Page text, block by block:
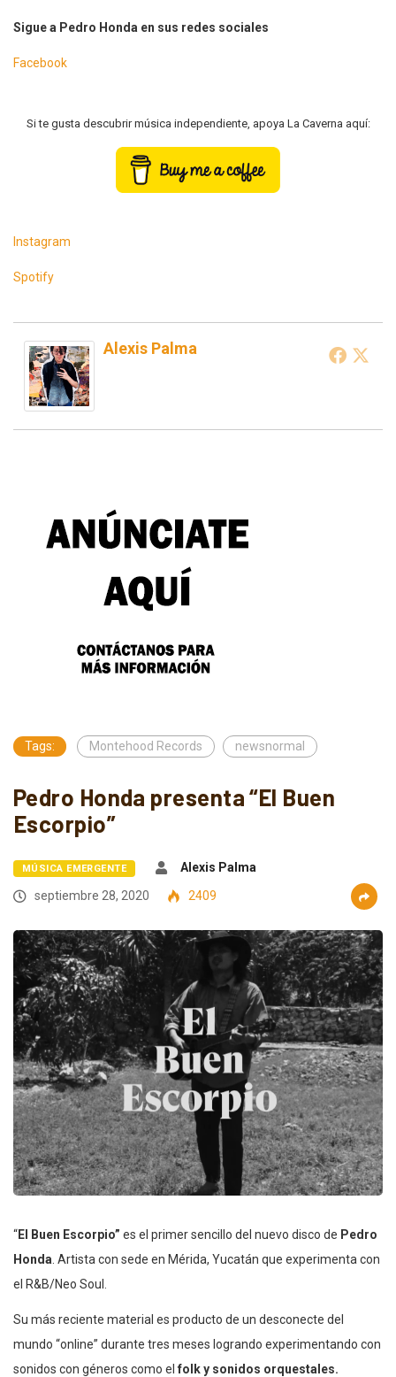
Sigue a Pedro Honda en sus redes sociales
Facebook
Si te gusta descubrir música independiente, apoya La Caverna aquí:
Instagram
Spotify
Alexis Palma
Tags: Montehood Records newsnormal
Pedro Honda presenta “El Buen
Escorpio”
MÚSICA EMERGENTE
Alexis Palma
septiembre 28, 2020
2409
“El Buen Escorpio” es el primer sencillo del nuevo disco de Pedro
Honda . Artista con sede en Mérida, Yucatán que experimenta con
el R&B/Neo Soul.
Su más reciente material es producto de un desconecte del
mundo “online” durante tres meses logrando experimentando con
sonidos con géneros como el folk y sonidos orquestales.